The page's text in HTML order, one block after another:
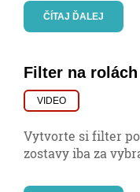
ČÍTAJ ĎALEJ
Filter na rolách
VIDEO
Vytvorte si filter
zostavy iba za